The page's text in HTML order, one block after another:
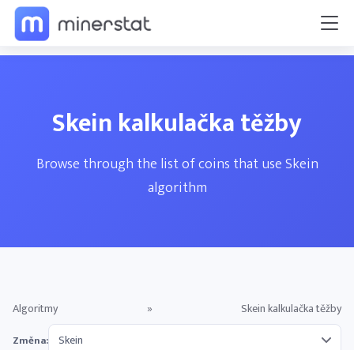
Skein kalkulačka těžby
Browse through the list of coins that use Skein
algorithm
Algoritmy » Skein kalkulačka těžby
Změna: